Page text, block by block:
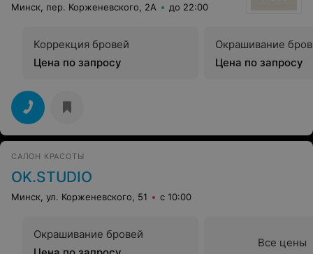
Минск, пер. Корженевского, 2А до 22:00
Коррекция бровей
Цена по запросу
Окрашивание
Цена по запросу
САЛОН КРАСОТЫ
OK.STUDIO
Минск, ул. Корженевского, 51 с 10:00
Окрашивание бровей
Все цены